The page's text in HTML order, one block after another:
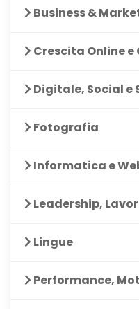
Business &
Crescita Online
Digitale, Social e
Fotografia
Informatica e
Leadership,
Lingue
Performance,